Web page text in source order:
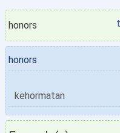
honors
honors
kehormatan